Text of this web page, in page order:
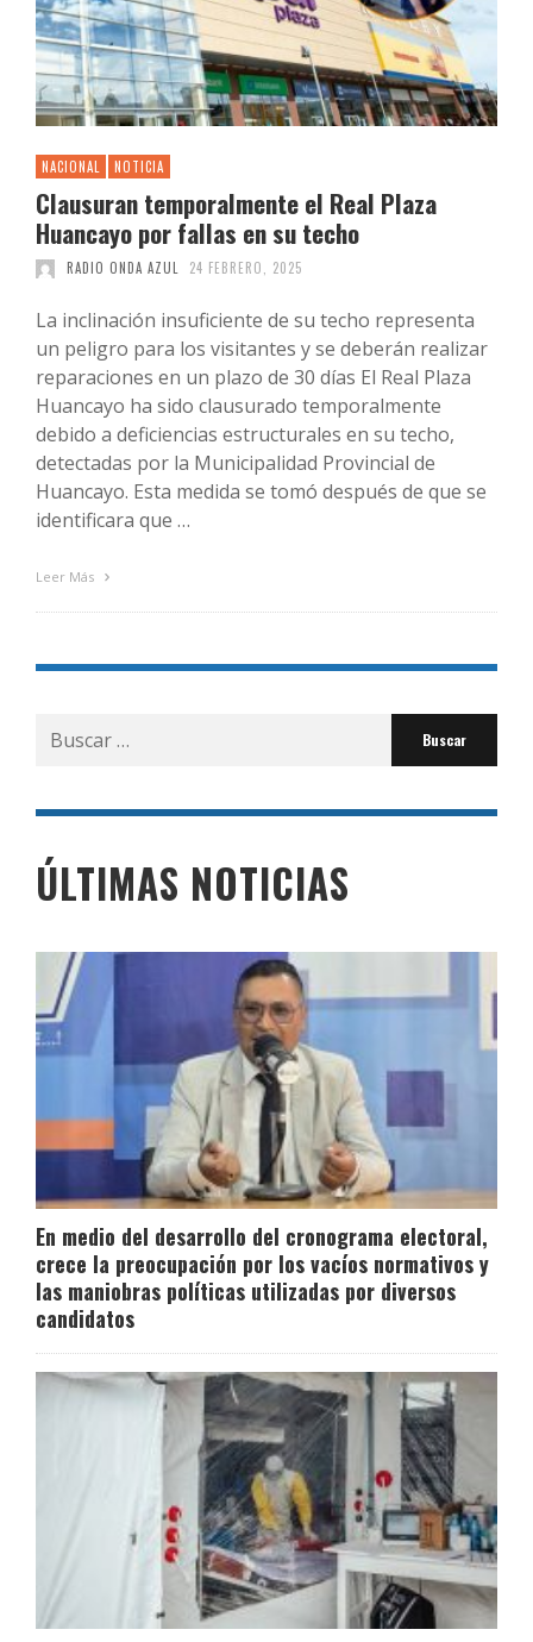
NACIONAL NOTICIA
Clausuran temporalmente el Real Plaza
Huancayo por fallas en su techo
RADIO ONDA AZUL 24 FEBRERO, 2025
La inclinación insuficiente de su techo representa
un peligro para los visitantes y se deberán realizar
reparaciones en un plazo de 30 días El Real Plaza
Huancayo ha sido clausurado temporalmente
debido a deficiencias estructurales en su techo,
detectadas por la Municipalidad Provincial de
Huancayo. Esta medida se tomó después de que se
identificara que …
Leer Más
Buscar
por:
ÚLTIMAS NOTICIAS
En medio del desarrollo del cronograma electoral,
crece la preocupación por los vacíos normativos y
las maniobras políticas utilizadas por diversos
candidatos